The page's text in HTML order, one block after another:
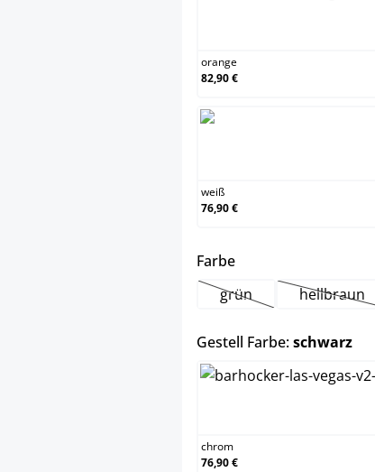
orange
82,90 €
weiß
76,90 €
Farbeauswählen
grün(Diese Option isthellbraun
(Diese
Gestell Farbe:schwarz
chrom
76,90 €